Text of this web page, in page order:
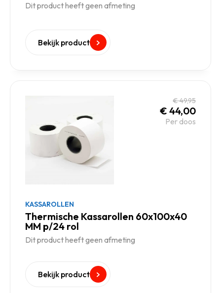
Dit product heeft geen afmeting
Bekijk product
€49,95
€ 44,00
Per doos
KASSAROLLEN
Thermische Kassarollen 60x100x40
MM p/24 rol
Dit product heeft geen afmeting
Bekijk product